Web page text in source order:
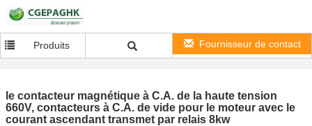
Produits Fournisseur de contact
le contacteur magnétique à C.A. de la haute tension
660V, contacteurs à C.A. de vide pour le moteur avec le
courant ascendant transmet par relais 8kw